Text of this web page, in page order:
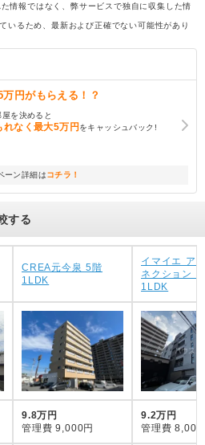
情報ではなく、弊サービスで独自に収集した情
るため、最新および正確でない可能性があり
万円がもらえる！？
を決めると
れなく最大5万円をキャッシュバック!
ーン詳細はコチラ！
する
CREA元今泉 5階
1LDK
イマイエ ア
ネクション 2
1LDK
9.8万円
管理費 9,000円
9.2万円
管理費 8,000